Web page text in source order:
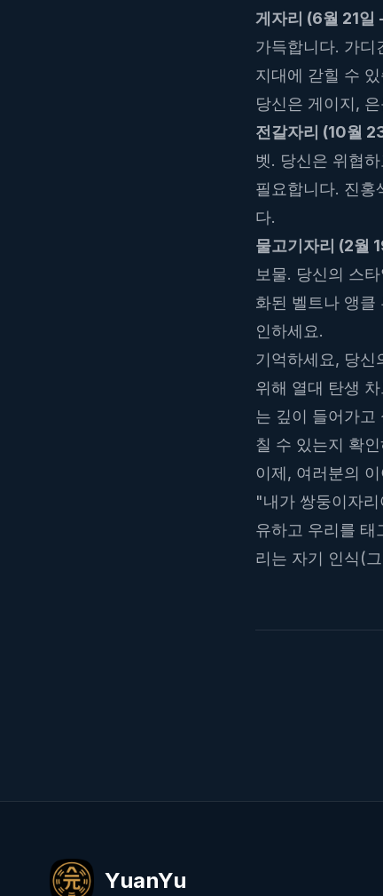
게자리 (6월 21일
가득합니다. 가디
지대에 갇힐 수
당신은 게이지,
전갈자리 (10월
벳. 당신은 위협
필요합니다. 진홍
다.
물고기자리 (2월
보물. 당신의 스
화된 벨트나 앵클
인하세요.
기억하세요, 당신
위해 열대 탄생 차
는 깊이 들어가고
칠 수 있는지 확
이제, 여러분의
"내가 쌍둥이자
유하고 우리를
리는 자기 인식(
YuanYu